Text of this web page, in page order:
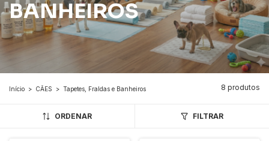
BANHEIROS
Início > CÃES > Tapetes, Fraldas e Banheiros 8 produtos
ORDENAR FILTRAR